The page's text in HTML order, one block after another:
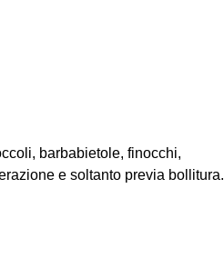
barbabietole, finocchi,
e soltanto previa bollitura.